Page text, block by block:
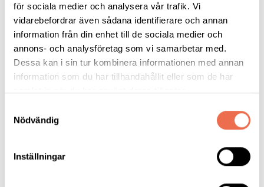
för sociala medier och analysera vår trafik. Vi
vidarebefordrar även sådana identifierare och annan
information från din enhet till de sociala medier och
annons- och analysföretag som vi samarbetar med.
Dessa kan i sin tur kombinera informationen med annan
information som du har tillhandahållit eller som de har
samlat in när du har använt deras tjänster.
Nödvändig
Inställningar
Mer info
om MS